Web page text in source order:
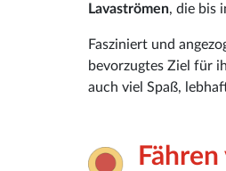
Lavaströmen, die bis
Fasziniert und
bevorzugtes Ziel für
auch viel Spaß,